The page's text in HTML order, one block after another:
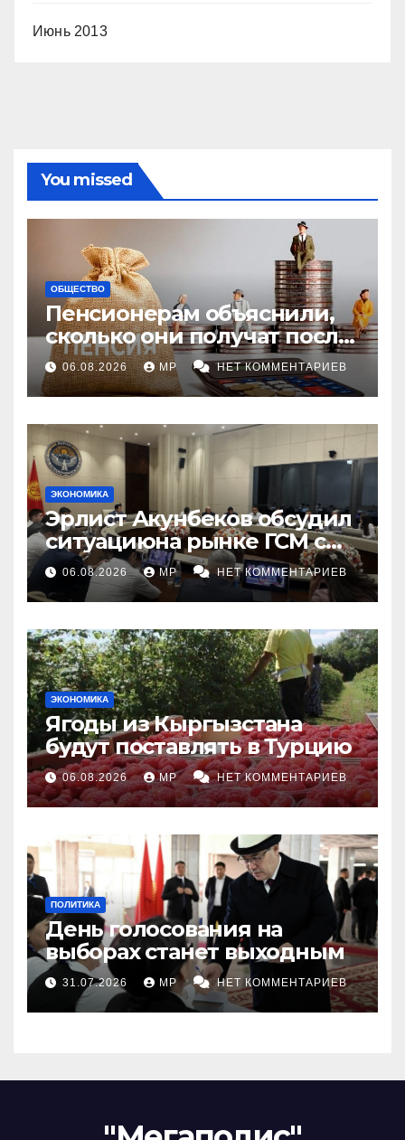
Июнь 2013
You missed
ОБЩЕСТВО
Пенсионерам объяснили,
сколько они получат после
индексации
06.08.2026 MP НЕТ КОММЕНТАРИЕВ
ЭКОНОМИКА
Эрлист Акунбеков обсудил
ситуациюна рынке ГСМ с
топливными компаниями
06.08.2026 MP НЕТ КОММЕНТАРИЕВ
ЭКОНОМИКА
Ягоды из Кыргызстана
будут поставлять в Турцию
06.08.2026 MP НЕТ КОММЕНТАРИЕВ
ПОЛИТИКА
День голосования на
выборах станет выходным
31.07.2026 MP НЕТ КОММЕНТАРИЕВ